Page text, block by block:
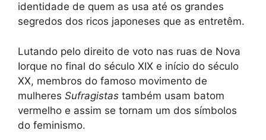
identidade de quem as usa até os grandes
segredos dos ricos japoneses que as entretêm.
Lutando pelo direito de voto nas ruas de Nova
Iorque no final do século XIX e início do século
XX, membros do famoso movimento de
mulheres Sufragistas também usam batom
vermelho e assim se tornam um dos símbolos
do feminismo.